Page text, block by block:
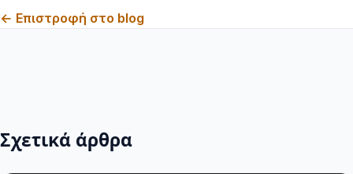
← Επιστροφή στο blog
Σχετικά άρθρα